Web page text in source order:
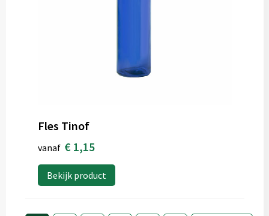
Fles Tinof
vanaf € 1,15
Bekijk product